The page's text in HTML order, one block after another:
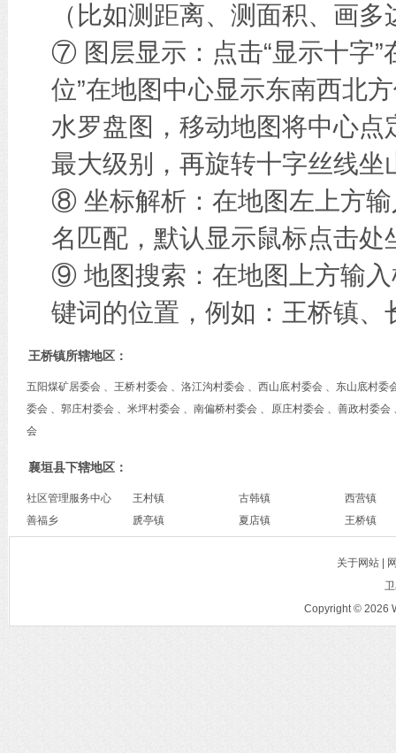
（比如测距离、测面积、画多
⑦ 图层显示：点击“显示十字”
位”在地图中心显示东南西北
水罗盘图，移动地图将中心
最大级别，再旋转十字丝线坐
⑧ 坐标解析：在地图左上方
名匹配，默认显示鼠标点击处
⑨ 地图搜索：在地图上方输
键词的位置，例如：王桥镇、
王桥镇所辖地区：
五阳煤矿居委会 、王桥村委会 、洛江沟村委会 、西山底村委会 、东山底村
委会 、郭庄村委会 、米坪村委会 、南偏桥村委会 、原庄村委会 、善政村委
会
襄垣县下辖地区：
社区管理服务中心 王村镇 古韩镇
西营镇
善福乡
虒亭镇 夏店镇 王桥镇
关于网站 |
Copyright © 2026